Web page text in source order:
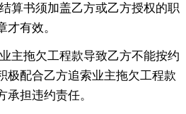
算书须加盖乙方或乙方授权的职
有效。
主拖欠工程款导致乙方不能按约
极配合乙方追索业主拖欠工程款
担违约责任。